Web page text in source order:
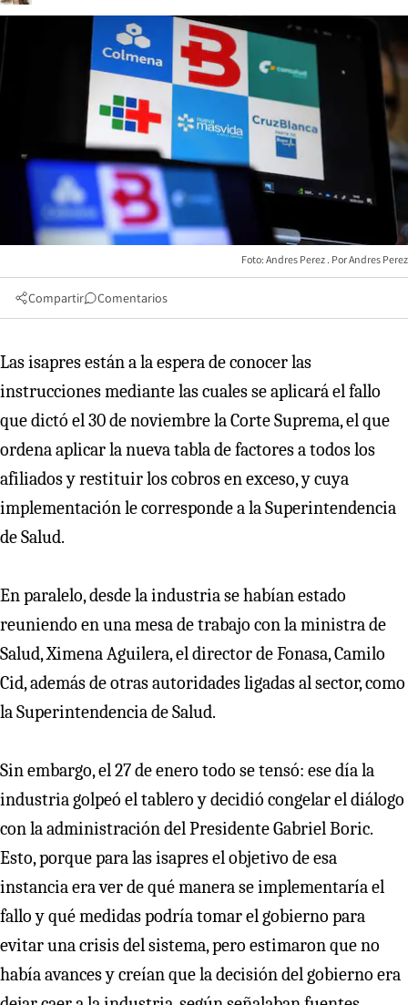
Foto: Andres Perez Andres Perez
Compartir Comentarios
Las isapres están a la espera de conocer las
instrucciones mediante las cuales se aplicará el fallo
que dictó el 30 de noviembre la Corte Suprema, el que
ordena aplicar la nueva tabla de factores a todos los
afiliados y restituir los cobros en exceso, y cuya
implementación le corresponde a la Superintendencia
de Salud.
En paralelo, desde la industria se habían estado
reuniendo en una mesa de trabajo con la ministra de
Salud, Ximena Aguilera, el director de Fonasa, Camilo
Cid, además de otras autoridades ligadas al sector, como
la Superintendencia de Salud.
Sin embargo, el 27 de enero todo se tensó: ese día la
industria golpeó el tablero y decidió congelar el diálogo
con la administración del Presidente Gabriel Boric.
Esto, porque para las isapres el objetivo de esa
instancia era ver de qué manera se implementaría el
fallo y qué medidas podría tomar el gobierno para
evitar una crisis del sistema, pero estimaron que no
había avances y creían que la decisión del gobierno era